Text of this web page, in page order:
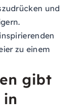
und
zu einem
gibt
in